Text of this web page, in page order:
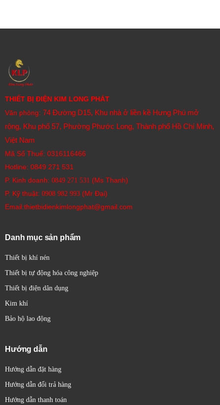
THIẾT BỊ ĐIỆN KIM LONG PHÁT
Văn phòng: 74 Đường D15, Khu nhà ở liền kề Hưng Phú mở
rộng, Khu phố 57, Phường Phước Long, Thành phố Hồ Chí Minh,
Việt Nam
Mã Số Thuế: 0316116466
Hotline: 0849 271 531
P. Kinh doanh: 0849 271 531 (Ms Thanh)
P. Kỹ thuật: 0908 982 993​ (Mr Đại)
Email:thietbidienkimlongphat@gmail.com
Danh mục sản phẩm
Thiết bị khí nén
Thiết bị tự động hóa công nghiệp
Thiết bị điện dân dụng
Kim khí
Bảo hộ lao động
Hướng dẫn
Hướng dẫn đặt hàng
Hướng dẫn đổi trả hàng
Hướng dẫn thanh toán